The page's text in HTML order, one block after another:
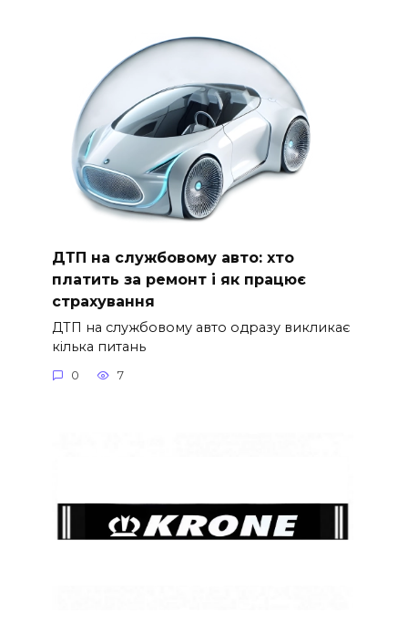
ДТП на службовому авто: хто
платить за ремонт і як працює
страхування
ДТП на службовому авто одразу викликає
кілька питань
0 7